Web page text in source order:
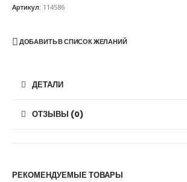
Артикул: 114586
ДОБАВИТЬ В СПИСОК ЖЕЛАНИЙ
ДЕТАЛИ
ОТЗЫВЫ (0)
РЕКОМЕНДУЕМЫЕ ТОВАРЫ